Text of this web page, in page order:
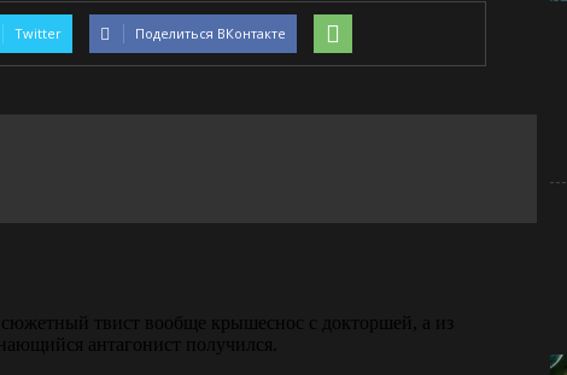
Twitter Поделиться ВКонтакте